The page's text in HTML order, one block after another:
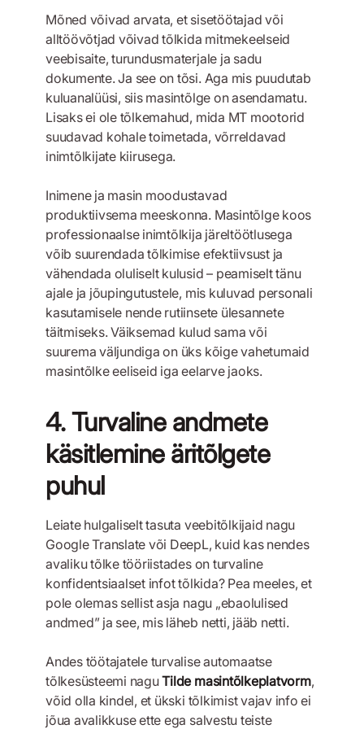
Mõned võivad arvata, et sisetöötajad või
alltöövõtjad võivad tõlkida mitmekeelseid
veebisaite, turundusmaterjale ja sadu
dokumente. Ja see on tõsi. Aga mis puudutab
kuluanalüüsi, siis masintõlge on asendamatu.
Lisaks ei ole tõlkemahud, mida MT mootorid
suudavad kohale toimetada, võrreldavad
inimtõlkijate kiirusega.
Inimene ja masin moodustavad
produktiivsema meeskonna. Masintõlge koos
professionaalse inimtõlkija järeltöötlusega
võib suurendada tõlkimise efektiivsust ja
vähendada oluliselt kulusid – peamiselt tänu
ajale ja jõupingutustele, mis kuluvad personali
kasutamisele nende rutiinsete ülesannete
täitmiseks. Väiksemad kulud sama või
suurema väljundiga on üks kõige vahetumaid
masintõlke eeliseid iga eelarve jaoks.
4. Turvaline andmete
käsitlemine äritõlgete
puhul
Leiate hulgaliselt tasuta veebitõlkijaid nagu
Google Translate või DeepL, kuid kas nendes
avaliku tõlke tööriistades on turvaline
konfidentsiaalset infot tõlkida? Pea meeles, et
pole olemas sellist asja nagu „ebaolulised
andmed” ja see, mis läheb netti, jääb netti.
Andes töötajatele turvalise automaatse
tõlkesüsteemi naguTilde masintõlkeplatvorm,
võid olla kindel, et ükski tõlkimist vajav info ei
jõua avalikkuse ette ega salvestu teiste